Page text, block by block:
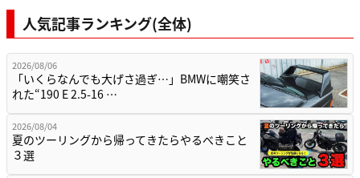
人気記事ランキング(全体)
2026/08/06
「いくらなんでも大げさ過ぎ…」BMWに嘲笑さ
れた“190 E 2.5-16 …
2026/08/04
夏のツーリングから帰ってきたらやるべきこと
３選